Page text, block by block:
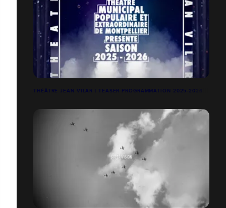
THÉÂTRE JEAN VILAR | TEASER PROGRAMMATION 2025-2026